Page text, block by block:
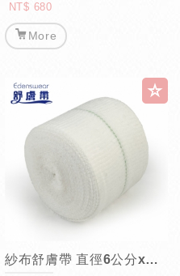
NT$ 680
More
紗布舒膚帶 直徑6公分x長5米